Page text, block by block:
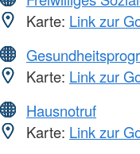
Karte: Link zur
Karte: Link zur
Hausnotruf
Karte: Link zur